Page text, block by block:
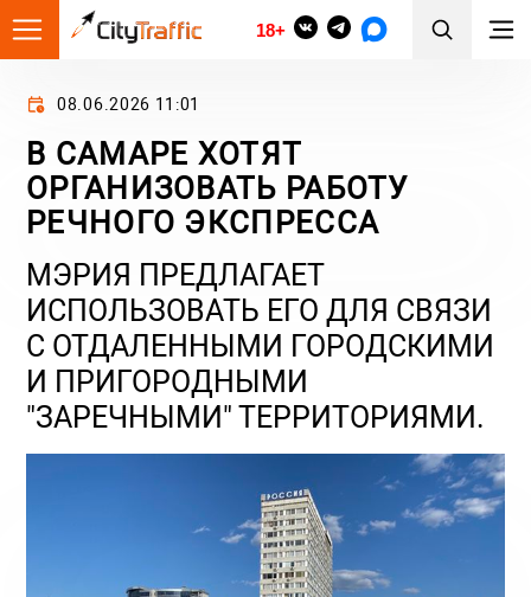
18+
08.06.2026 11:01
В САМАРЕ ХОТЯТ
ОРГАНИЗОВАТЬ РАБОТУ
РЕЧНОГО ЭКСПРЕССА
МЭРИЯ ПРЕДЛАГАЕТ
ИСПОЛЬЗОВАТЬ ЕГО ДЛЯ СВЯЗИ
С ОТДАЛЕННЫМИ ГОРОДСКИМИ
И ПРИГОРОДНЫМИ
"ЗАРЕЧНЫМИ" ТЕРРИТОРИЯМИ.